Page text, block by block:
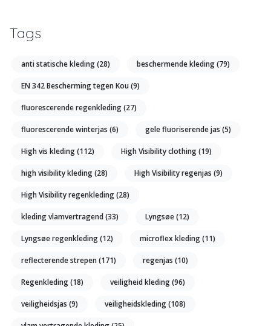
Tags
anti statische kleding(28) beschermende kleding(79)
EN 342 Bescherming tegen Kou(9)
fluorescerende regenkleding(27)
fluorescerende winterjas (6) gele fluoriserende jas (5)
High vis kleding(112) High Visibility clothing(19)
high visibility kleding(28) High Visibility regenjas (9)
High Visibility regenkleding(28)
kleding vlamvertragend(33) Lyngsøe(12)
Lyngsøe regenkleding(12) microflex kleding(11)
reflecterende strepen(171) regenjas (10)
Regenkleding(18) veiligheid kleding(96)
veiligheidsjas (9) veiligheidskleding(108)